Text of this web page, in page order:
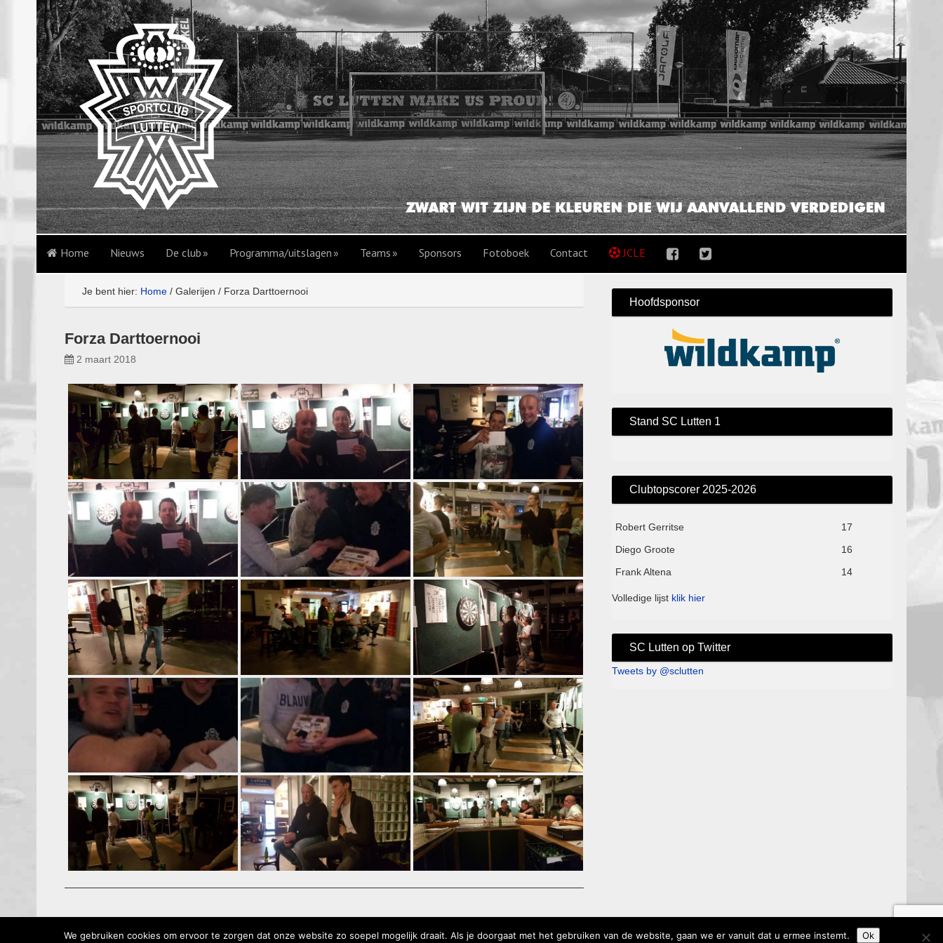
Home Nieuws De club Programma/uitslagen Teams Sponsors Fotoboek Contact JCLE
Je bent hier: Home / Galerijen / Forza Darttoernooi
Forza Darttoernooi
2 maart 2018
Hoofdsponsor
Stand SC Lutten 1
Clubtopscorer 2025-2026
Robert Gerritse
17
Diego Groote
16
Frank Altena
14
Volledige lijst klik hier
SC Lutten op Twitter
Tweets by @sclutten
Sc Lutten - Sportpark de Kei - Knappersveldweg 1B - 7776 PA Slagharen - Clubhuis 't Keihart tel. 0523-682250 |Privacyverklaring
We gebruiken cookies om ervoor te zorgen dat onze website zo soepel mogelijk draait. Als je doorgaat met het gebruiken van de website, gaan we er vanuit dat u ermee instemt. Ok